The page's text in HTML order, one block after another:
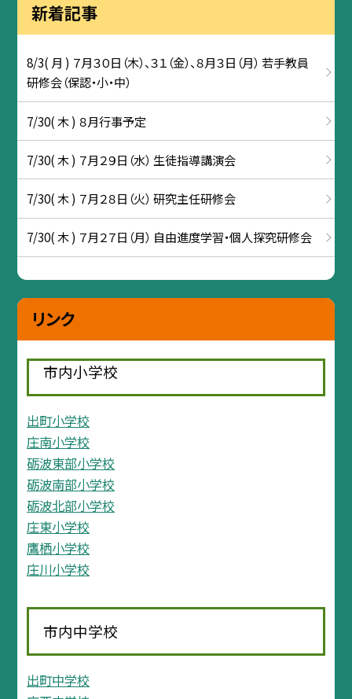
新着記事
8/3( 月 ) ７月３０日（木）、３１（金）、８月３日（月） 若手教員
研修会（保認・小・中）
7/30( 木 ) ８月行事予定
7/30( 木 ) ７月２９日（水） 生徒指導講演会
7/30( 木 ) ７月２８日（火） 研究主任研修会
7/30( 木 ) ７月２７日（月） 自由進度学習・個人探究研修会
リンク
市内小学校
出町小学校
庄南小学校
砺波東部小学校
砺波南部小学校
砺波北部小学校
庄東小学校
鷹栖小学校
庄川小学校
市内中学校
出町中学校